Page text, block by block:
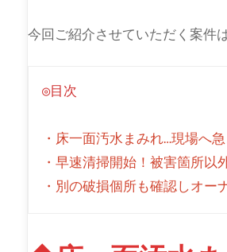
今回ご紹介させていただく案件
◎目次
・床一面汚水まみれ…現場へ急
・早速清掃開始！被害箇所以
・別の破損個所も確認しオー